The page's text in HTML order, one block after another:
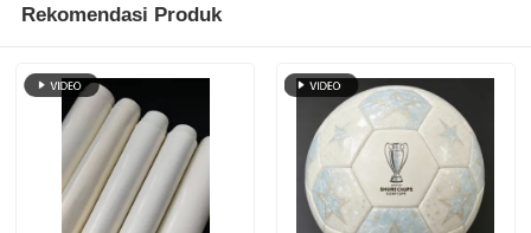
Rekomendasi Produk